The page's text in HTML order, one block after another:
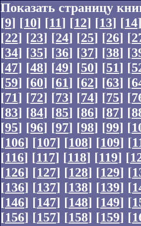
Показать страницу
[9] [10] [11] [12] [13] [14
[22] [23] [24] [25] [26] [
[34] [35] [36] [37] [38] [
[47] [48] [49] [50] [51] [
[59] [60] [61] [62] [63] [
[71] [72] [73] [74] [75] [
[83] [84] [85] [86] [87] [
[95] [96] [97] [98] [99] [
[106] [107] [108] [109] [
[116] [117] [118] [119] [
[126] [127] [128] [129] [
[136] [137] [138] [139] [
[146] [147] [148] [149] [
[156] [157] [158] [159] [